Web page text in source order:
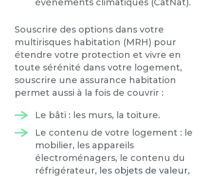
événements climatiques (CatNat).
Souscrire des options dans votre
multirisques habitation (MRH) pour
étendre votre protection et vivre en
toute sérénité dans votre logement,
souscrire une assurance habitation
permet aussi à la fois de couvrir :
Le bâti : les murs, la toiture.
Le contenu de votre logement : le
mobilier, les appareils
électroménagers, le contenu du
réfrigérateur, les objets de valeur,